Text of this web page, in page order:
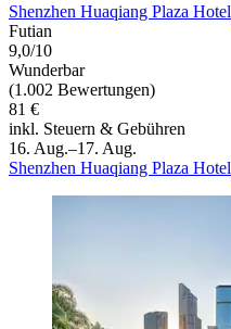
Shenzhen Huaqiang Plaza Hotel
Futian
9,0/10
Wunderbar
(1.002 Bewertungen)
81 €
inkl. Steuern & Gebühren
16. Aug.–17. Aug.
Shenzhen Huaqiang Plaza Hotel